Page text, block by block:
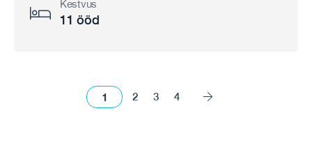
Kestvus
11 ööd
1 2 3 4